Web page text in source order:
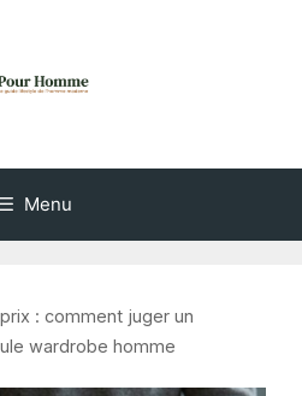
Menu
: comment juger un
wardrobe homme